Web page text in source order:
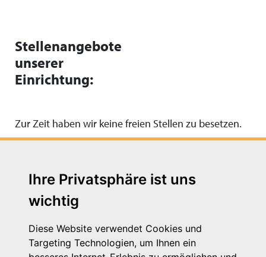
Ihre Privatsphäre ist uns
wichtig
Diese Website verwendet Cookies und
Targeting Technologien, um Ihnen ein
Stellenangebote
unserer
Einrichtung:
Zur Zeit haben wir keine freien Stellen zu besetzen.